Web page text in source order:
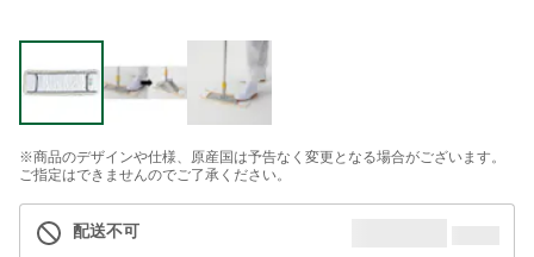
※商品のデザインや仕様、原産国は予告なく変更となる場合がございます。
ご指定はできませんのでご了承ください。
配送不可